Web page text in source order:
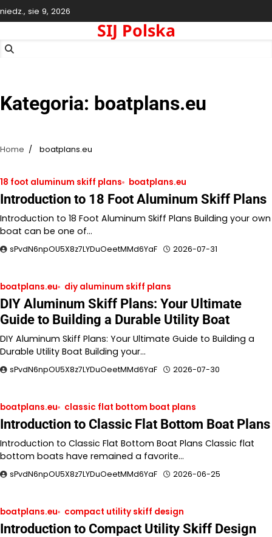
Skip
to
niedz., sie 9, 2026
SIJ Polska
Kategoria: boatplans.eu
Home boatplans.eu
18 foot aluminum skiff plans boatplans.eu
Introduction to 18 Foot Aluminum Skiff Plans
Introduction to 18 Foot Aluminum Skiff Plans Building your own
boat can be one of…
sPvdN6npOU5X8z7LYDuOeetMMd6YaF 2026-07-31
boatplans.eu diy aluminum skiff plans
DIY Aluminum Skiff Plans: Your Ultimate
Guide to Building a Durable Utility Boat
DIY Aluminum Skiff Plans: Your Ultimate Guide to Building a
Durable Utility Boat Building your…
sPvdN6npOU5X8z7LYDuOeetMMd6YaF 2026-07-30
boatplans.eu classic flat bottom boat plans
Introduction to Classic Flat Bottom Boat Plans
Introduction to Classic Flat Bottom Boat Plans Classic flat
bottom boats have remained a favorite…
sPvdN6npOU5X8z7LYDuOeetMMd6YaF 2026-06-25
boatplans.eu compact utility skiff design
Introduction to Compact Utility Skiff Design